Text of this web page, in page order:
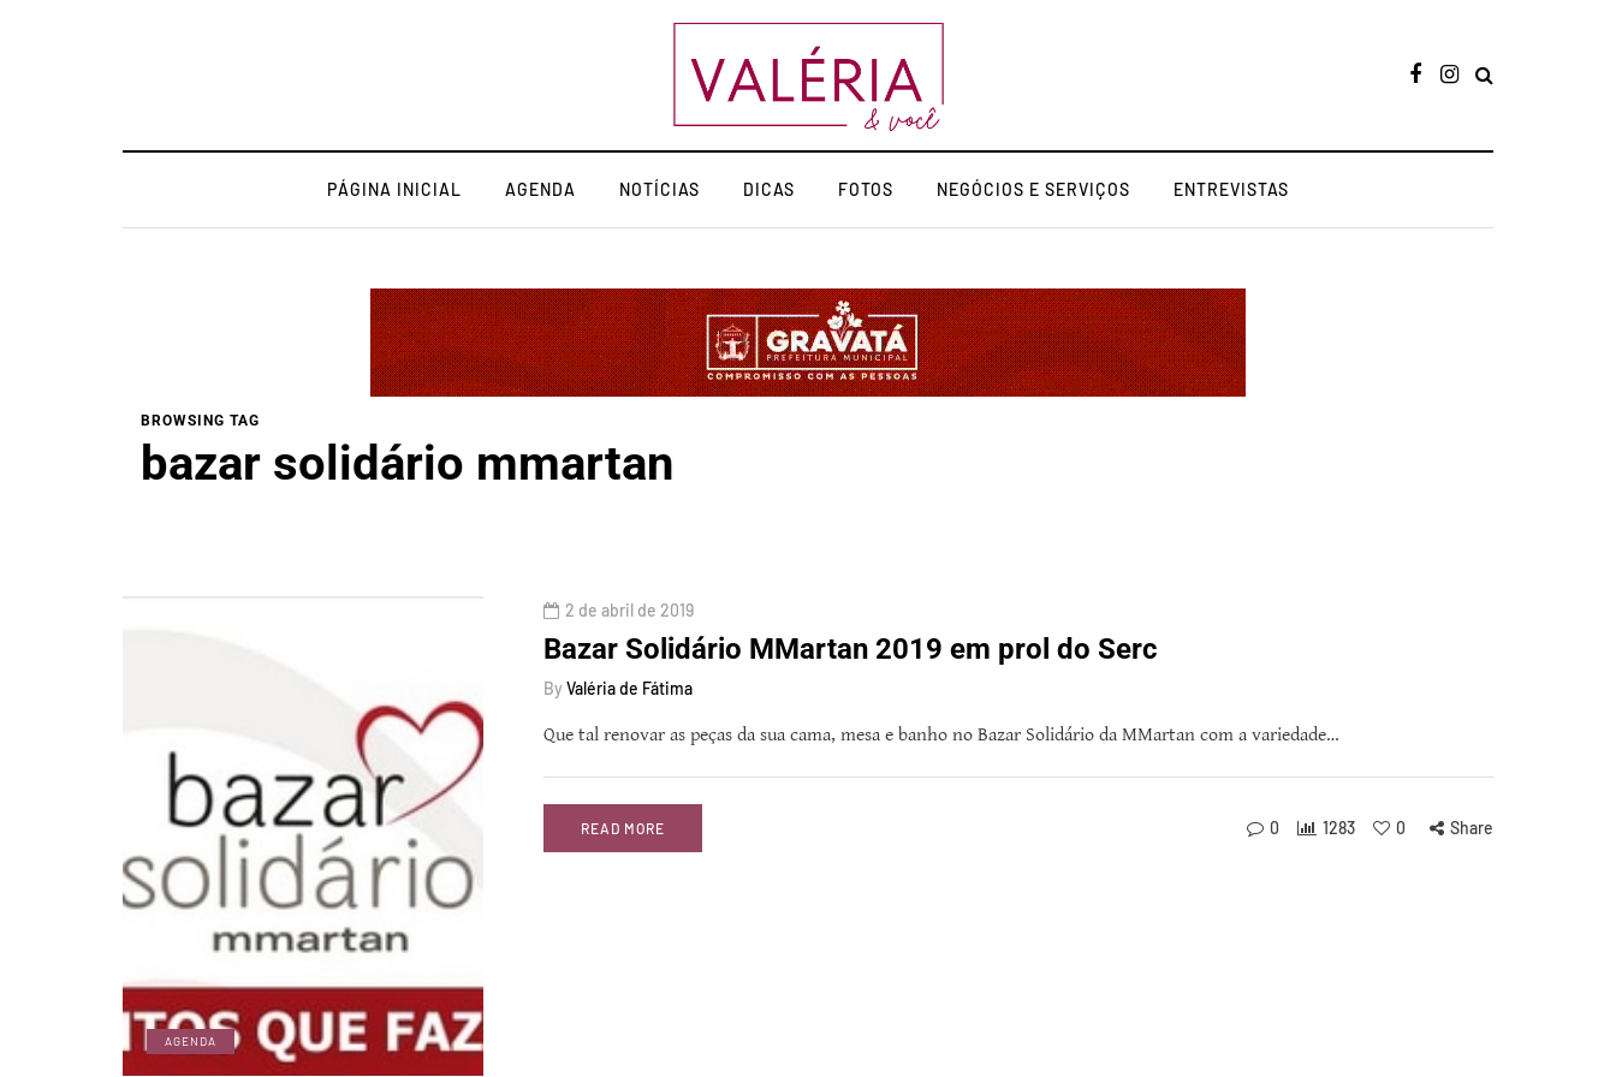
PÁGINA INICIAL AGENDA NOTÍCIAS DICAS FOTOS NEGÓCIOS E SERVIÇOS ENTREVISTAS
BROWSING TAG
bazar solidário mmartan
AGENDA
2 de abril de 2019
Bazar Solidário MMartan 2019 em prol do Serc
By Valéria de Fátima
Que tal renovar as peças da sua cama, mesa e banho no Bazar Solidário da MMartan com a variedade…
READ MORE 0 1283 0 Share